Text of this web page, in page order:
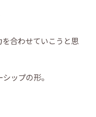
合わせていこうと思
ップの形。